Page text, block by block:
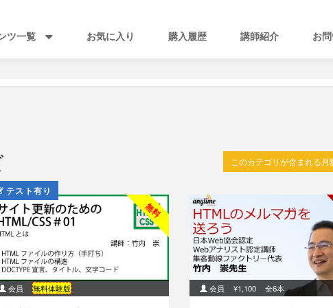
ツ一覧 お気に入り 購入履歴 講師紹介 お
このカテゴリが含まれる月
テスト有り
無料
会員 無料体験版 会員 ¥1,100 全6本